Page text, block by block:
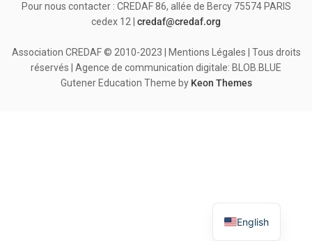
Pour nous contacter : CREDAF 86, allée de Bercy 75574 PARIS
cedex 12 | credaf@credaf.org
Association CREDAF © 2010-2023 | Mentions Légales | Tous droits
réservés | Agence de communication digitale: BLOB.BLUE
Gutener Education Theme by Keon Themes
English